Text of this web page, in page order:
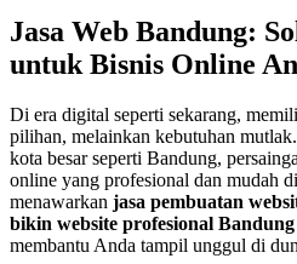
Jasa Web Bandung:
untuk Bisnis Online
Di era digital seperti sekarang,
pilihan, melainkan kebutuhan
kota besar seperti Bandung,
online yang profesional dan mudah
menawarkan jasa pembuatan
bikin website profesional Bandung
membantu Anda tampil unggul di